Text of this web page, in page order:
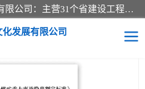
北京北腾文化发展有限公司：主营31个省建设工程预算书,工程预算软件,工程计价依据,工程造价定额,工程量清单计价定额,建设工程量消耗量定额,各行业工程预算定额,铁路定额,电力定额,矿山定额,*,黄金定额,钢铁企业检修定额,中石化安装检修定额,煤矿图书,医院书籍等.诚信的经营，在发展的同时公司不忘不断总结不断优化为客户的服务，和一如既往的热情赢得了新老客户的极高评价及青睐。
发展有限公司
机>煤矿图书> 2026新版煤矿重大事故隐
版社